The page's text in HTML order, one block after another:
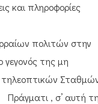
και πληροφορίες
πολιτών στην
γεγονός της μη
Πράγματι , σ’ αυτή